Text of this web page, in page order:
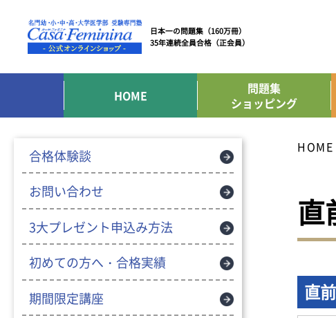
日本一の問題集（160万冊）
35年連続全員合格（正会員）
HOME
問題集
ショッピング
HOME
直
直
合格体験談
お問い合わせ
3大プレゼント申込み方法
初めての方へ・合格実績
期間限定講座